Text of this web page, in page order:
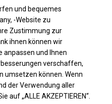
ANSCHLÜSSE
und bequemes
-Website zu
Zustimmung zur
ihnen können wir
anpassen und Ihnen
verschaffen,
umsetzen können. Wenn
der Verwendung aller
auf „ALLE AKZEPTIEREN“.